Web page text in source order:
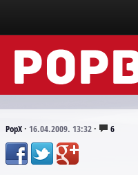
Vesti
Događaji
Tekstovi
PopX· 16.04.2009. 13:32· 6